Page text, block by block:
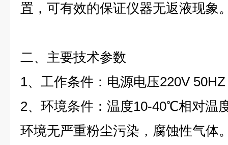
置，可有效的保证仪器无返液现象
二、主要技术参数
1、 工作条件：电源电压220V 50HZ
2、环境条件：温度10-40℃相对温
环境无严重粉尘污染，腐蚀性气体